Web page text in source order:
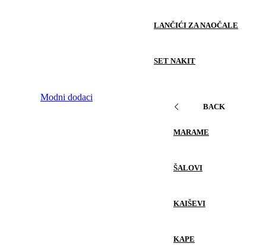
LANČIĆI ZA NAOČALE
SET NAKIT
Modni dodaci
BACK
MARAME
ŠALOVI
KAIŠEVI
KAPE